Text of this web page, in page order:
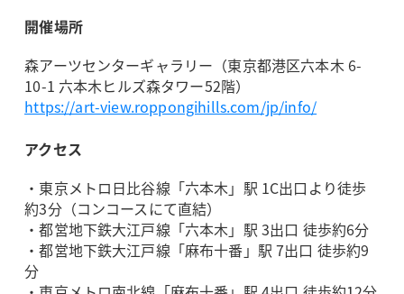
開催場所
森アーツセンターギャラリー（東京都港区六本木 6-
10-1 六本木ヒルズ森タワー52階）
https://art-view.roppongihills.com/jp/info/
アクセス
・東京メトロ日比谷線「六本木」駅 1C出口より徒歩
約3分（コンコースにて直結）
・都営地下鉄大江戸線「六本木」駅 3出口 徒歩約6分
・都営地下鉄大江戸線「麻布十番」駅 7出口 徒歩約9
分